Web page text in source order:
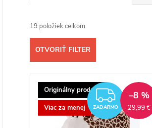
a
d
e
n
19 položiek celkom
OTVORIŤ FILTER
V
ý
Originálny produkt
Viac za menej
ZADARMO 29,99 €
–8 %